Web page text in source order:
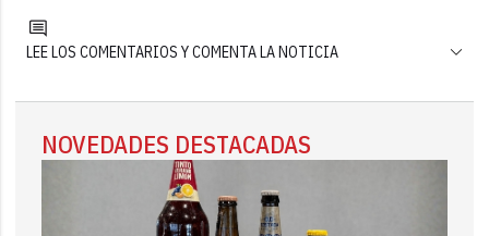
LEE LOS COMENTARIOS Y COMENTA LA NOTICIA
NOVEDADES DESTACADAS